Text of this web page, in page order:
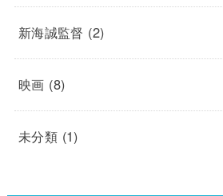
新海誠監督 (2)
映画 (8)
未分類 (1)